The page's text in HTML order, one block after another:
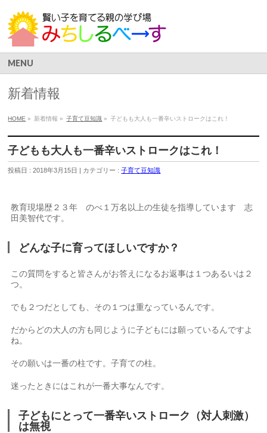
MENU
新着情報
HOME » 新着情報 » 子育て豆知識 » 子どもも大人も一番辛いストロークはこれ！
子どもも大人も一番辛いストロークはこれ！
投稿日 : 2018年3月15日 | カテゴリー :子育て豆知識
教育現場歴２３年 のべ１万名以上の生徒を指導しています 志
田美智代です。
どんな子に育ってほしいですか？
この質問をすると皆さんがお答えになるお返事は１つあるいは２
つ。
でも２つだとしても、その１つは重なっているんです。
だからどの大人の方も同じように子どもには願っているんですよ
ね。
その願いは一番の柱です。子育ての柱。
迷ったときにはこれが一番大事なんです。
子どもにとって一番辛いストローク（対人刺激）
は無視